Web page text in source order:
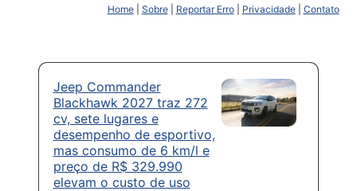
Home| Sobre| Reportar Erro| Privacidade| Contato
Jeep Commander
Blackhawk 2027 traz 272
cv, sete lugares e
desempenho de esportivo,
mas consumo de 6 km/l e
preço de R$ 329.990
elevam o custo de uso